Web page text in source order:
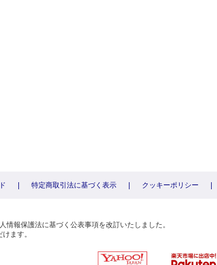
特定商取引法に基づく表示 クッキーポリシー
報保護法に基づく公表事項を改訂いたしました。
ます。